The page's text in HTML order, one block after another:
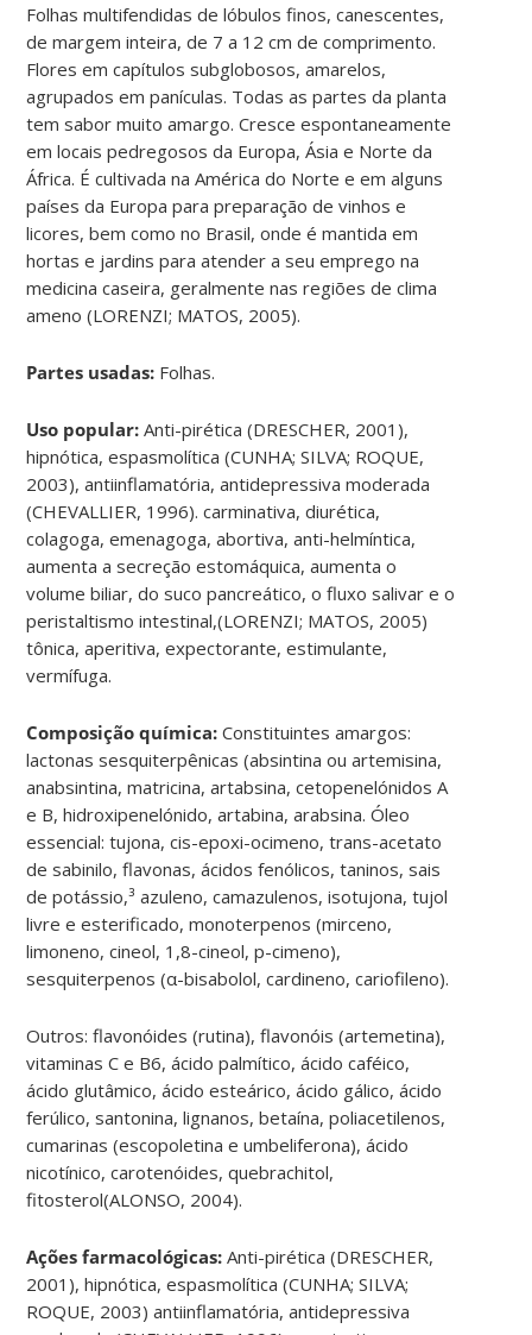
Folhas multifendidas de lóbulos finos, canescentes,
de margem inteira, de 7 a 12 cm de comprimento.
Flores em capítulos subglobosos, amarelos,
agrupados em panículas. Todas as partes da planta
tem sabor muito amargo. Cresce espontaneamente
em locais pedregosos da Europa, Ásia e Norte da
África. É cultivada na América do Norte e em alguns
países da Europa para preparação de vinhos e
licores, bem como no Brasil, onde é mantida em
hortas e jardins para atender a seu emprego na
medicina caseira, geralmente nas regiões de clima
ameno (LORENZI; MATOS, 2005).
Partes usadas: Folhas.
Uso popular:Anti-pirética (DRESCHER, 2001),
hipnótica, espasmolítica (CUNHA; SILVA; ROQUE,
2003), antiinflamatória, antidepressiva moderada
(CHEVALLIER, 1996). carminativa, diurética,
colagoga, emenagoga, abortiva, anti-helmíntica,
aumenta a secreção estomáquica, aumenta o
volume biliar, do suco pancreático, o fluxo salivar e o
peristaltismo intestinal,(LORENZI; MATOS, 2005)
tônica, aperitiva, expectorante, estimulante,
vermífuga.
Composição química:Constituintes amargos:
lactonas sesquiterpênicas (absintina ou artemisina,
anabsintina, matricina, artabsina, cetopenelónidos A
e B, hidroxipenelónido, artabina, arabsina. Óleo
essencial: tujona, cis-epoxi-ocimeno, trans-acetato
de sabinilo, flavonas, ácidos fenólicos, taninos, sais
de potássio,³ azuleno, camazulenos, isotujona, tujol
livre e esterificado, monoterpenos (mirceno,
limoneno, cineol, 1,8-cineol, p-cimeno),
sesquiterpenos (α-bisabolol, cardineno, cariofileno).
Outros: flavonóides (rutina), flavonóis (artemetina),
vitaminas C e B6, ácido palmítico, ácido caféico,
ácido glutâmico, ácido esteárico, ácido gálico, ácido
ferúlico, santonina, lignanos, betaína, poliacetilenos,
cumarinas (escopoletina e umbeliferona), ácido
nicotínico, carotenóides, quebrachitol,
fitosterol(ALONSO, 2004).
Ações farmacológicas: Anti-pirética (DRESCHER,
2001), hipnótica, espasmolítica (CUNHA; SILVA;
ROQUE, 2003) antiinflamatória, antidepressiva